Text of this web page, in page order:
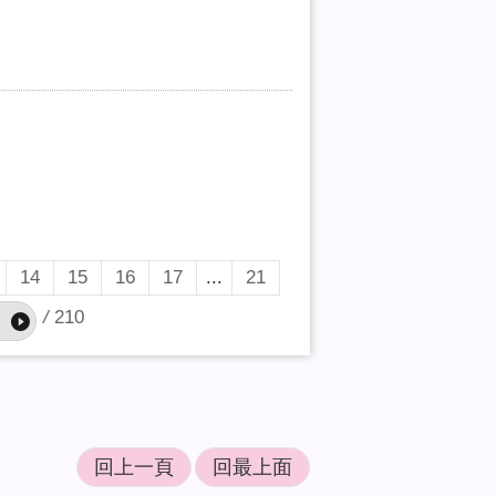
14 15 16 17 ...
21
/ 210
回上一頁 回最上面